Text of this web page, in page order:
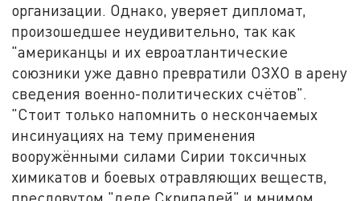
организации. Однако, уверяет дипломат,
произошедшее неудивительно, так как
"американцы и их евроатлантические
союзники уже давно превратили ОЗХО в арену
сведения военно-политических счётов".
"Стоит только напомнить о нескончаемых
инсинуациях на тему применения
вооружёнными силами Сирии токсичных
химикатов и боевых отравляющих веществ,